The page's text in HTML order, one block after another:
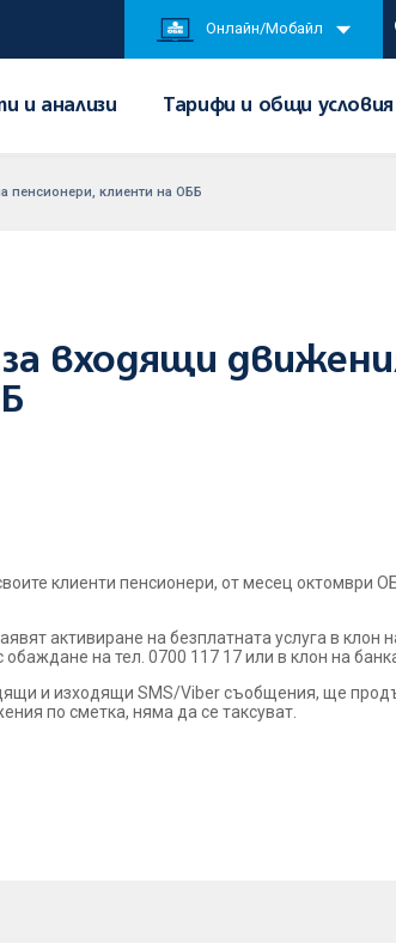
Онлайн/Мобайл
и анализи Тарифи и общи условия
пенсионери, клиенти на ОББ
входящи
клиенти пенсионери, от месец октомври
активиране на безплатната услуга в клон
на тел. 0700 117 17 или в клон на
и изходящи SMS/Viber съобщения, ще
по сметка, няма да се таксуват.